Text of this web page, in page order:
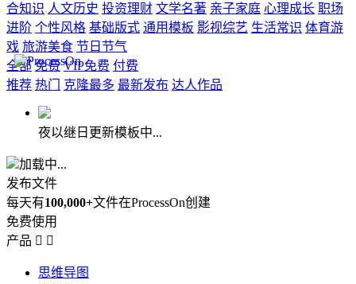
合知识 人文历史 投资理财 文学名著 亲子家庭 心理成长 职场
进阶 个性风格 基础版式 通用模板 影视综艺 生活常识 体育游
戏 旅游美食 节日节气
全部 免费 VIP免费 付费
推荐 热门 克隆最多 最新发布 达人作品
夜以继日更新模板中...
加载中...
发布文件
每天有100,000+文件在ProcessOn创建
免费使用
产品  
思维导图